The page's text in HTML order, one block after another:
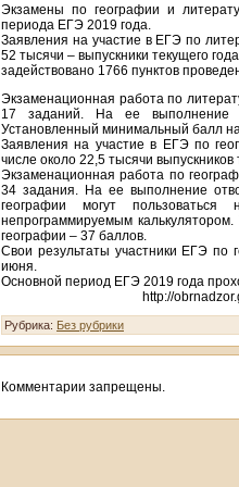
Экзамены по географии и
периода ЕГЭ 2019 года.
Заявления на участие в ЕГЭ по
52 тысячи – выпускники текущего
задействовано 1766 пунктов
Экзаменационная работа по
17 заданий. На ее выполнение
Установленный минимальный балл
Заявления на участие в ЕГЭ по
числе около 22,5 тысячи
Экзаменационная работа по
34 задания. На ее выполнение
географии могут
непрограммируемым
географии – 37 баллов.
Свои результаты участники ЕГЭ по
июня.
Основной период ЕГЭ 2019 года
http://
Рубрика: Без рубрики
Комментарии запрещены.